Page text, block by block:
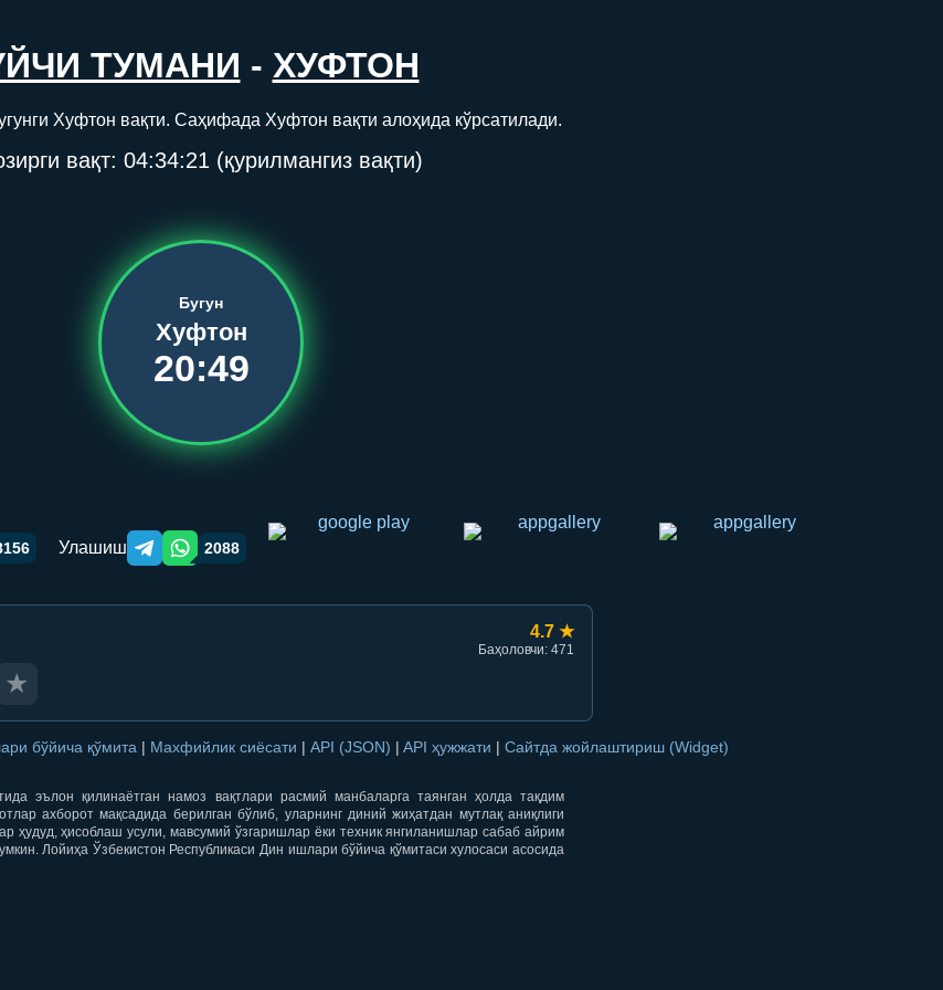
ТУМАНИ - ХУФТОН
Хуфтон вақти. Саҳифада Хуфтон вақти алоҳида кўрсатилади.
вақт: 04:34:21 (қурилмангиз вақти)
Бугун
Хуфтон
20:49
Улашиш Telegram orqali ulashish
WhatsApp orqali ulashish
2088
4.7 ★
Баҳоловчи: 471
★
бўйича қўмита | Махфийлик сиёсати | API (JSON) | API ҳужжати | Сайтда жойлаштириш (Widget)
эълон қилинаётган намоз вақтлари расмий манбаларга таянган ҳолда тақдим
ахборот мақсадида берилган бўлиб, уларнинг диний жиҳатдан мутлақ аниқлиги
ҳудуд, ҳисоблаш усули, мавсумий ўзгаришлар ёки техник янгиланишлар сабаб айрим
Лойиҳа Ўзбекистон Республикаси Дин ишлари бўйича қўмитаси хулосаси асосида